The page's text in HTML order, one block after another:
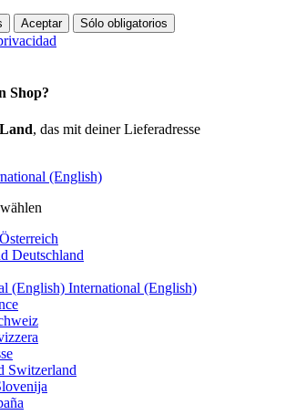
Aceptar Sólo obligatorios
Shop?
, das mit deiner Lieferadresse
(English)
Österreich
Deutschland
International (English)
Switzerland